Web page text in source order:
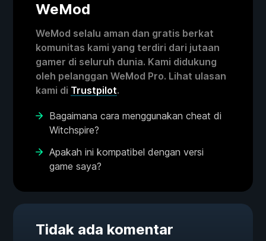
WeMod
WeMod selalu aman dan gratis berkat
komunitas kami yang terdiri dari jutaan
gamer di seluruh dunia. Kami didukung
oleh pelanggan WeMod Pro. Lihat ulasan
kami di Trustpilot.
Bagaimana cara menggunakan cheat di
Witchspire?
Apakah ini kompatibel dengan versi
game saya?
Tidak ada komentar